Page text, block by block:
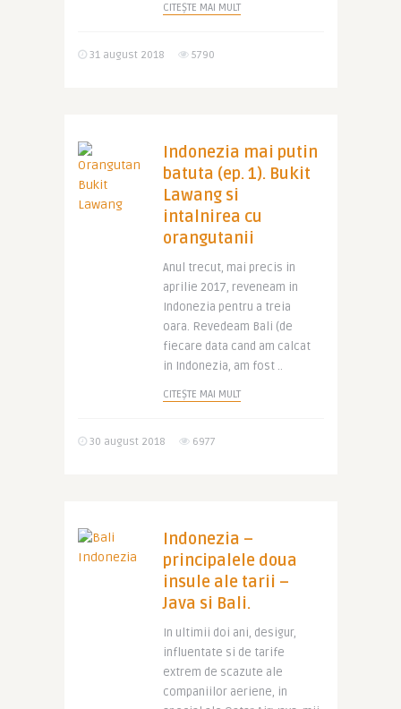
CITEȘTE MAI MULT
31 august 2018 5790
Indonezia mai putin
batuta (ep. 1). Bukit
Lawang si
intalnirea cu
orangutanii
Anul trecut, mai precis in
aprilie 2017, reveneam in
Indonezia pentru a treia
oara. Revedeam Bali (de
fiecare data cand am calcat
in Indonezia, am fost ..
CITEȘTE MAI MULT
30 august 2018 6977
Indonezia –
principalele doua
insule ale tarii –
Java si Bali.
In ultimii doi ani, desigur,
influentate si de tarife
extrem de scazute ale
companiilor aeriene, in